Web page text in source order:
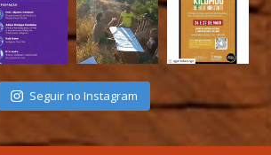
Seguir no Instagram